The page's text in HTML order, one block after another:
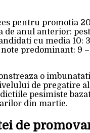
pentru promotia
de anul anterior:
cu media 10:
predominant: 9 –
o
de pregatire
pesimiste
din martie.
de